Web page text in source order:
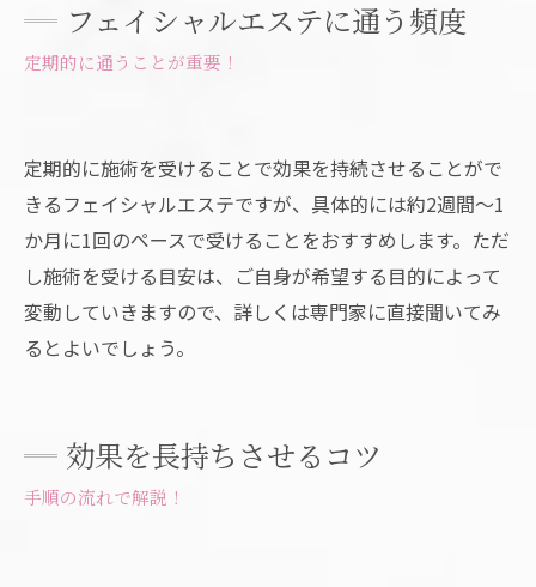
フェイシャルエステに通う頻度
定期的に通うことが重要！
定期的に施術を受けることで効果を持続させることがで
きるフェイシャルエステですが、具体的には約2週間～1
か月に1回のペースで受けることをおすすめします。ただ
し施術を受ける目安は、ご自身が希望する目的によって
変動していきますので、詳しくは専門家に直接聞いてみ
るとよいでしょう。
効果を長持ちさせるコツ
手順の流れで解説！